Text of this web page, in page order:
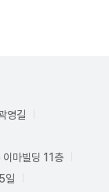
영길
마빌딩 11층
일